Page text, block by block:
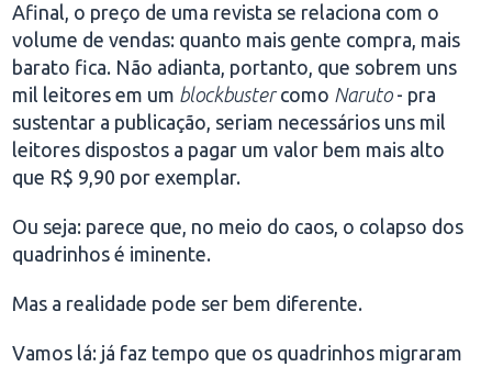
Afinal, o preço de uma revista se relaciona com o
volume de vendas: quanto mais gente compra, mais
barato fica. Não adianta, portanto, que sobrem uns
mil leitores em um blockbustercomo Naruto- pra
sustentar a publicação, seriam necessários uns mil
leitores dispostos a pagar um valor bem mais alto
que R$ 9,90 por exemplar.
Ou seja: parece que, no meio do caos, o colapso dos
quadrinhos é iminente.
Mas a realidade pode ser bem diferente.
Vamos lá: já faz tempo que os quadrinhos migraram